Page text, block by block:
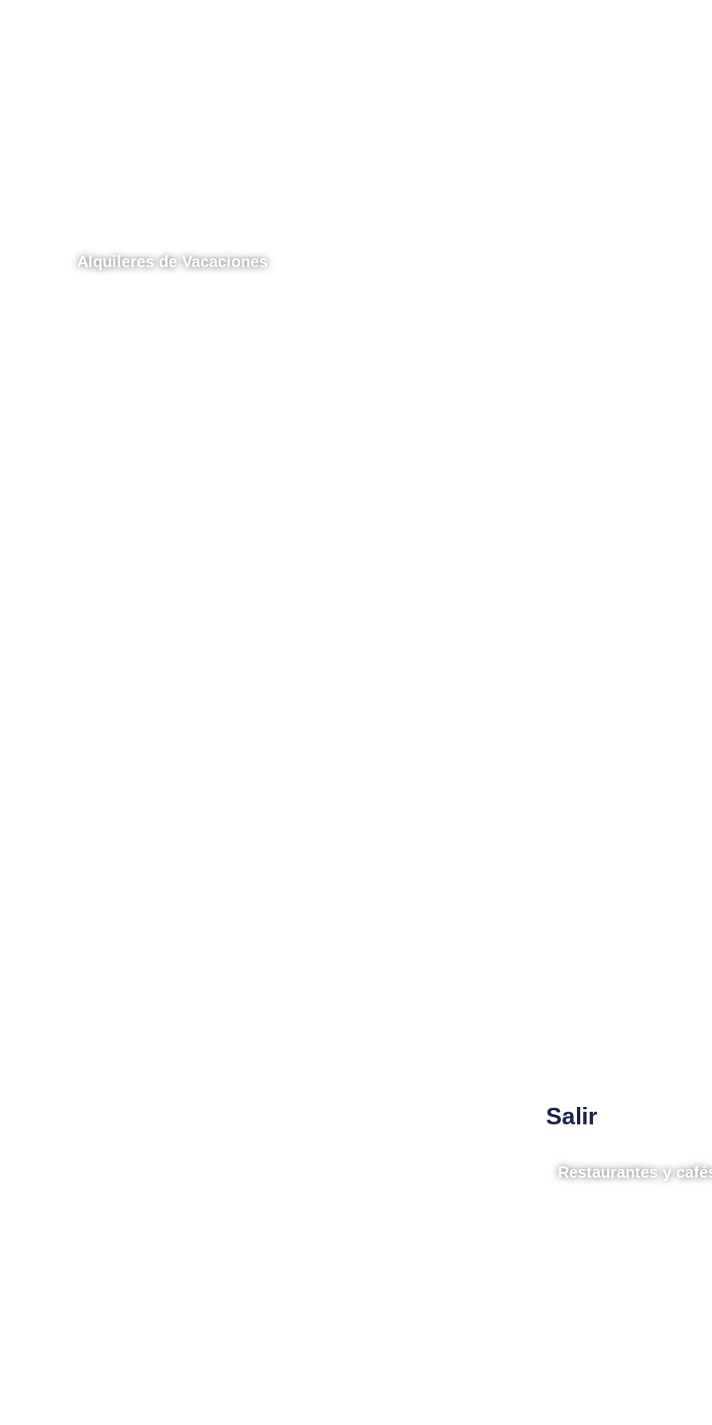
Alquileres de Vacaciones
Salir
Restaurantes y